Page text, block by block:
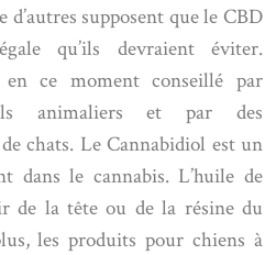
supposent que le CBD
qu’ils devraient éviter.
ce moment conseillé par
animaliers et par des
chats. Le Cannabidiol est un
dans le cannabis. L’huile de
de la tête ou de la résine du
les produits pour chiens à